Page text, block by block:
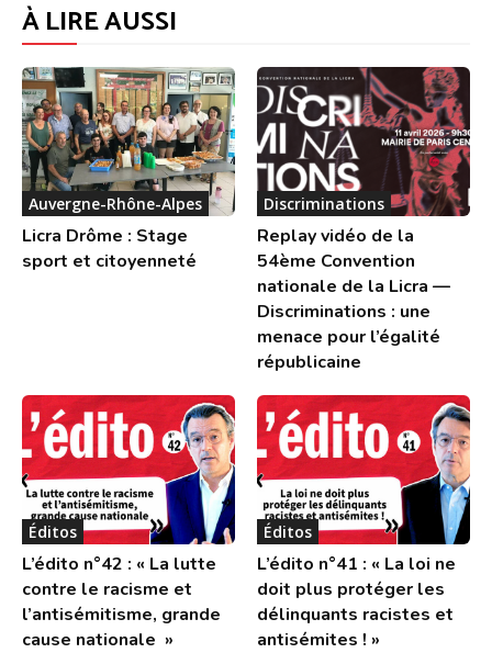
À LIRE AUSSI
Auvergne-Rhône-Alpes
Licra Drôme : Stage
sport et citoyenneté
Discriminations
Replay vidéo de la
54ème Convention
nationale de la Licra —
Discriminations : une
menace pour l’égalité
républicaine
Éditos
L’édito n°42 : « La lutte
contre le racisme et
l’antisémitisme, grande
cause nationale »
Éditos
L’édito n°41 : « La loi ne
doit plus protéger les
délinquants racistes et
antisémites ! »